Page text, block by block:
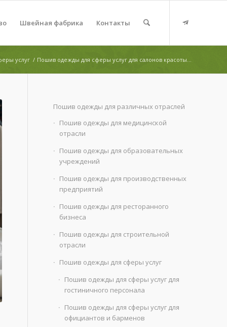
Швейная фабрика Контакты
услуг / Пошив одежды для сферы услуг для салонов красоты...
Пошив одежды для различных отраслей
Пошив одежды для медицинской
отрасли
Пошив одежды для образовательных
учреждений
Пошив одежды для производственных
предприятий
Пошив одежды для ресторанного
бизнеса
Пошив одежды для строительной
отрасли
Пошив одежды для сферы услуг
Пошив одежды для сферы услуг для
гостиничного персонала
Пошив одежды для сферы услуг для
официантов и барменов